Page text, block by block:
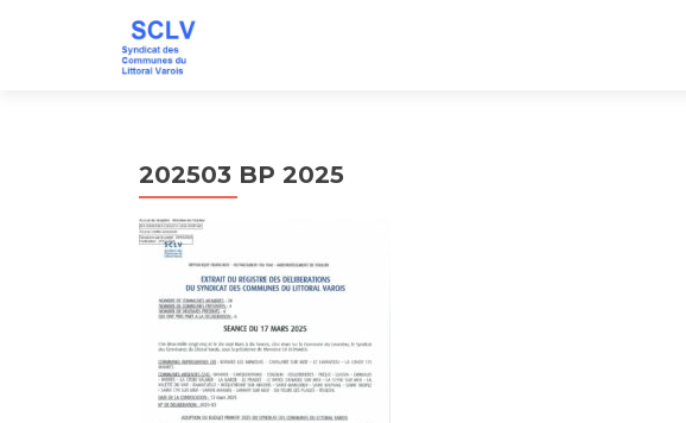
202503 BP 2025